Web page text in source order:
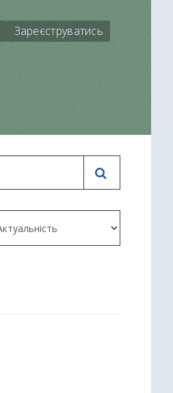
Зареєструватись